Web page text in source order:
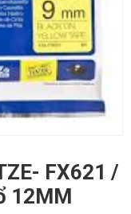
FX621 /
12MM